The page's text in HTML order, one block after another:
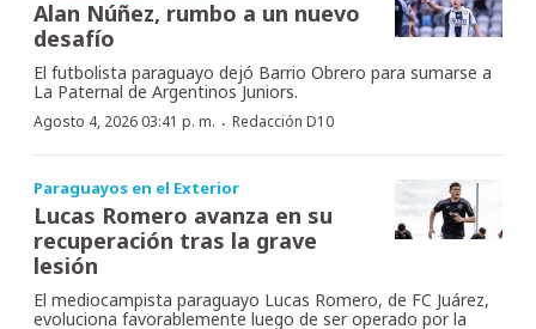
Alan Núñez, rumbo a un nuevo
desafío
El futbolista paraguayo dejó Barrio Obrero para sumarse a
La Paternal de Argentinos Juniors.
Agosto 4, 2026 03:41 p. m. · Redacción D10
Paraguayos en el Exterior
Lucas Romero avanza en su
recuperación tras la grave
lesión
El mediocampista paraguayo Lucas Romero, de FC Juárez,
evoluciona favorablemente luego de ser operado por la